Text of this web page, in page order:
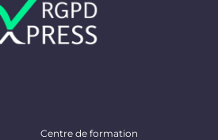
Centre de formation